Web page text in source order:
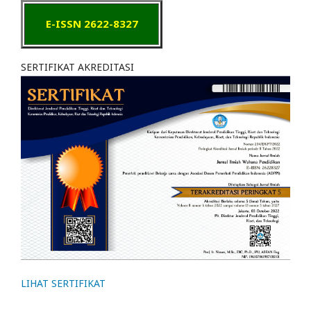
E-ISSN 2622-8327
SERTIFIKAT AKREDITASI
LIHAT SERTIFIKAT